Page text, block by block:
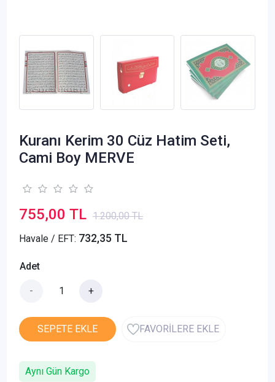
Kuranı Kerim 30 Cüz Hatim Seti,
Cami Boy MERVE
755,00 TL 1.200,00 TL
Havale / EFT: 732,35 TL
Adet
- +
SEPETE EKLE FAVORİLERE EKLE
Aynı Gün Kargo